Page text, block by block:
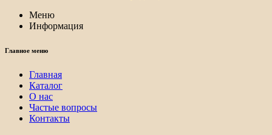
Меню
Информация
Главное меню
Главная
Каталог
О нас
Частые вопросы
Контакты